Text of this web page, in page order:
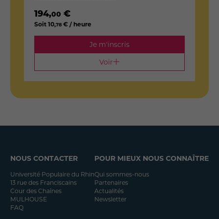
194,00 €
Soit10,78 € / heure
Je m'inscris
Voir
NOUS CONTACTER
Université Populaire du Rhin
13 rue des Franciscains
Cour des Chaînes
MULHOUSE
FAQ
POUR MIEUX NOUS CONNAÎTRE
Qui sommes-nous
Partenaires
Actualités
Newsletter